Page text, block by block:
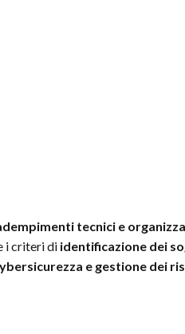
tecnici e
i criteri di identificazione dei
e gestione dei